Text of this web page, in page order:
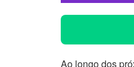
Ao longo dos